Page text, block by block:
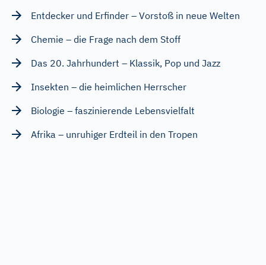
Entdecker und Erfinder – Vorstoß in neue Welten
Chemie – die Frage nach dem Stoff
Das 20. Jahrhundert – Klassik, Pop und Jazz
Insekten – die heimlichen Herrscher
Biologie – faszinierende Lebensvielfalt
Afrika – unruhiger Erdteil in den Tropen